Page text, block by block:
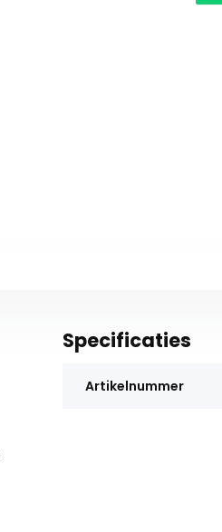
Specificaties
Artikelnummer